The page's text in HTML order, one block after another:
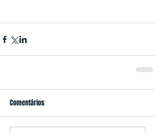
Comentários